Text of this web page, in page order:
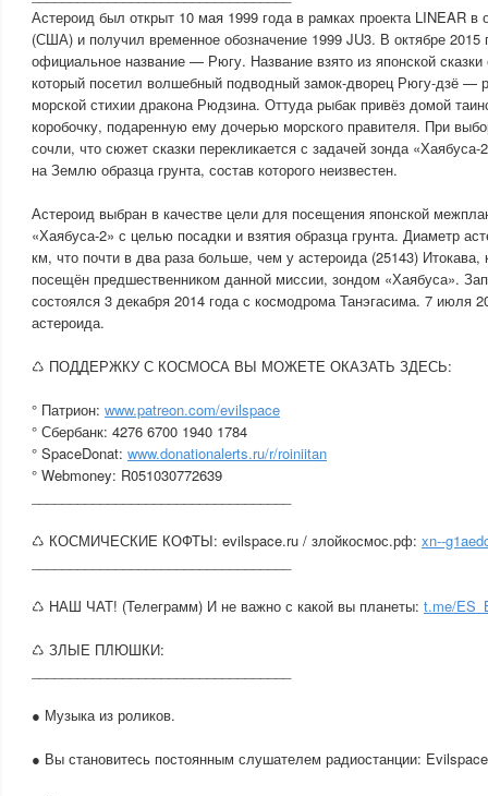
Астероид был открыт 10 мая 1999 года в рамках проекта LINEAR в
(США) и получил временное обозначение 1999 JU3. В октябре 2015
официальное название — Рюгу. Название взято из японской
который посетил волшебный подводный замок-дворец Рюгу-дзё —
морской стихии дракона Рюдзина. Оттуда рыбак привёз домой
коробочку, подаренную ему дочерью морского правителя. При
сочли, что сюжет сказки перекликается с задачей зонда «Хаябуса-
на Землю образца грунта, состав которого неизвестен.
Астероид выбран в качестве цели для посещения японской
«Хаябуса-2» с целью посадки и взятия образца грунта. Диаметр
км, что почти в два раза больше, чем у астероида (25143) Итокава,
посещён предшественником данной миссии, зондом «Хаябуса».
состоялся 3 декабря 2014 года с космодрома Танэгасима. 7 июля
астероида.
♺ ПОДДЕРЖКУ С КОСМОСА ВЫ МОЖЕТЕ ОКАЗАТЬ ЗДЕСЬ:
° Патрион: www.patreon.com/evilspace
° Сбербанк: 4276 6700 1940 1784
° SpaceDonat: www.donationalerts.ru/r/roiniitan
° Webmoney: R051030772639
♺ КОСМИЧЕСКИЕ КОФТЫ: evilspace.ru / злойкосмос.рф: xn--
♺ НАШ ЧАТ! (Телеграмм) И не важно с какой вы планеты: t.me/
♺ ЗЛЫЕ ПЛЮШКИ:
● Музыка из роликов.
● Вы становитесь постоянным слушателем радиостанции: